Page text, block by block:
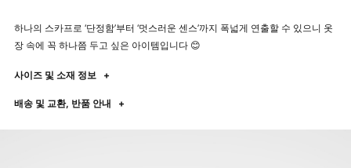
하나의 스카프로 ‘단정함’부터 ‘멋스러운 센스’까지 폭넓게 연출할 수 있으니 옷
장 속에 꼭 하나쯤 두고 싶은 아이템입니다 😊
사이즈 및 소재 정보 +
배송 및 교환, 반품 안내 +